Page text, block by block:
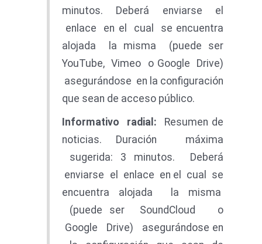
minutos. Deberá enviarse el
enlace en el cual se encuentra
alojada la misma (puede ser
YouTube, Vimeo o Google Drive)
asegurándose en la configuración
que sean de acceso público.
Informativo radial:
Resumen de
noticias. Duración máxima
sugerida: 3 minutos. Deberá
enviarse el enlace en el cual se
encuentra alojada la misma
(puede ser SoundCloud o
Google Drive) asegurándose en